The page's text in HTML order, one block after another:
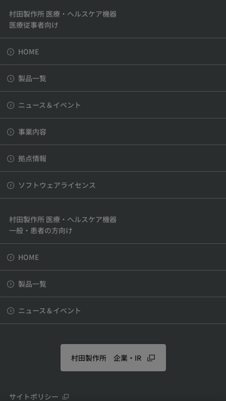
村田製作所 医療・ヘルスケア機器
医療従事者向け
HOME
製品一覧
ニュース＆イベント
事業内容
拠点情報
ソフトウェアライセンス
村田製作所 医療・ヘルスケア機器
一般・患者の方向け
HOME
製品一覧
ニュース＆イベント
村田製作所 企業・IR
サイトポリシー